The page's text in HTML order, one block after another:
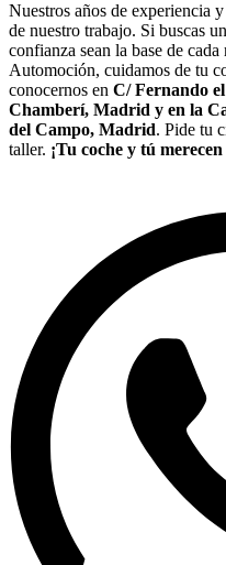
Nuestros años de experiencia
de nuestro trabajo. Si buscas
confianza sean la base de
Automoción, cuidamos de tu
conocernos en C/ Fernando
Chamberí, Madrid y en la
del Campo, Madrid. Pide tu
taller. ¡Tu coche y tú